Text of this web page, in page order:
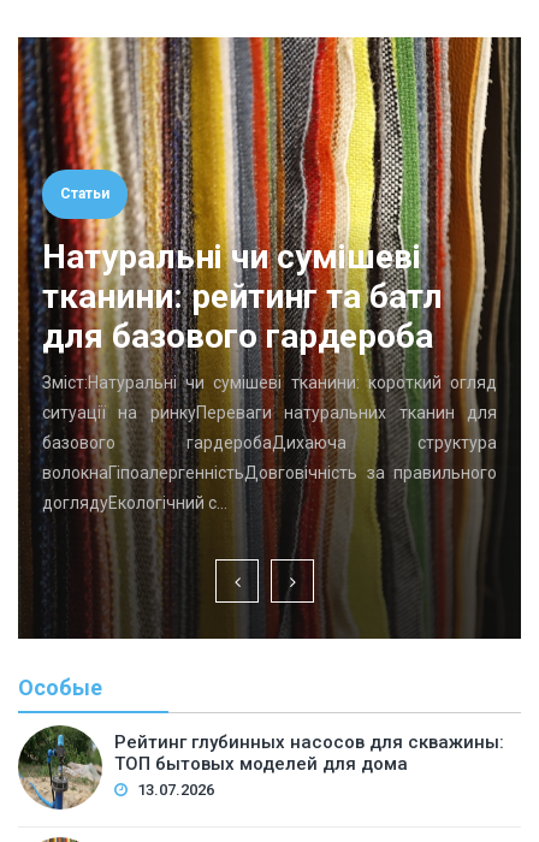
Статьи
Натуральні чи сумішеві
тканини: рейтинг та батл
для базового гардероба
Зміст:Натуральні чи сумішеві тканини: короткий огляд
ситуації на ринкуПереваги натуральних тканин для
базового гардеробаДихаюча структура
волокнаГіпоалергенністьДовговічність за правильного
доглядуЕкологічний с…
Особые
Рейтинг глубинных насосов для скважины:
ТОП бытовых моделей для дома
13.07.2026